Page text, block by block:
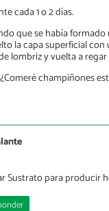
cada 1 o 2 días.
que se había
la capa superficial
lombriz y vuelta a
champiñones
Sustrato para producir